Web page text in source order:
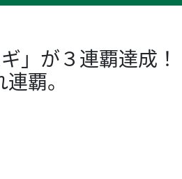
」が３連覇達成！
覇。